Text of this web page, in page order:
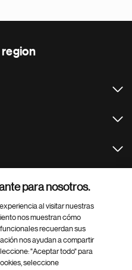
region
para nosotros.
al visitar nuestras
nos muestran cómo
recuerdan sus
nos ayudan a compartir
"Aceptar todo" para
seleccione